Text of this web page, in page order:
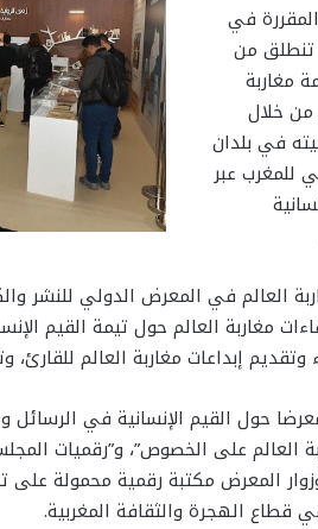
في
الجاري)، تنطلق من
مغاربة
من خلال
في بلدان
للمغرب عبر
العالم في المعرض الدولي للنشر
مغاربة العالم حول تيمة القيم
إبداعات مغاربة العالم للقارئ،
حول القيم الإنسانية في الرسائل
العالم على الخصوص”، و”رقميات
وزوار المعرض مكتبة رقمية محمولة
قطاع الهجرة والثقافة المغربية.